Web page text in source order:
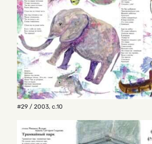
#29 / 2003, с.10